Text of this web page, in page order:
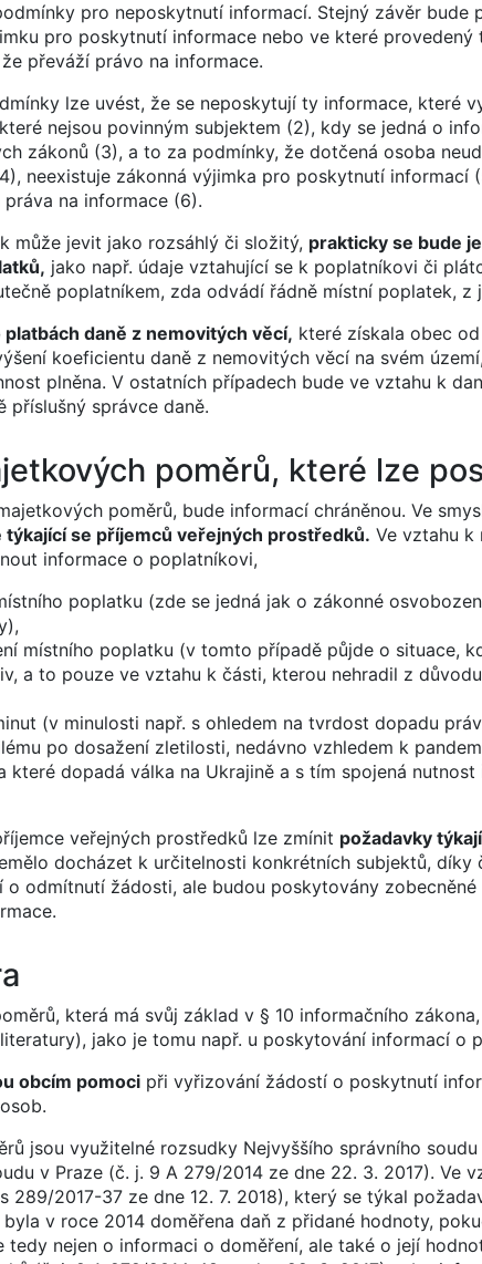
pro neposkytnutí informací. Stejný závěr bude
pro poskytnutí informace nebo ve které
převáží právo na informace.
lze uvést, že se neposkytují ty informace, které
nejsou povinným subjektem (2), kdy se jedná o
zákonů (3), a to za podmínky, že dotčená osoba
neexistuje zákonná výjimka pro poskytnutí informací
na informace (6).
může jevit jako rozsáhlý či složitý, prakticky se bude
jako např. údaje vztahující se k poplatníkovi či
poplatníkem, zda odvádí řádně místní poplatek, z
daně z nemovitých věcí, které získala obec
koeficientu daně z nemovitých věcí na svém
plněna. V ostatních případech bude ve vztahu k
příslušný správce daně.
poměrů, které lze
poměrů, bude informací chráněnou. Ve
týkající se příjemců veřejných prostředků. Ve vztahu k
informace o poplatníkovi,
poplatku (zde se jedná jak o zákonné
místního poplatku (v tomto případě půjde o situace,
a to pouze ve vztahu k části, kterou nehradil z
(v minulosti např. s ohledem na tvrdost dopadu
po dosažení zletilosti, nedávno vzhledem k
které dopadá válka na Ukrajině a s tím spojená
veřejných prostředků lze zmínit požadavky
docházet k určitelnosti konkrétních subjektů, díky
odmítnutí žádosti, ale budou poskytovány
která má svůj základ v § 10 informačního
jako je tomu např. u poskytování informací o
obcím pomoci při vyřizování žádostí o poskytnutí
jsou využitelné rozsudky Nejvyššího správního
v Praze (č. j. 9 A 279/2014 ze dne 22. 3. 2017). Ve
289/2017-37 ze dne 12. 7. 2018), který se týkal
v roce 2014 doměřena daň z přidané hodnoty,
nejen o informaci o doměření, ale také o její